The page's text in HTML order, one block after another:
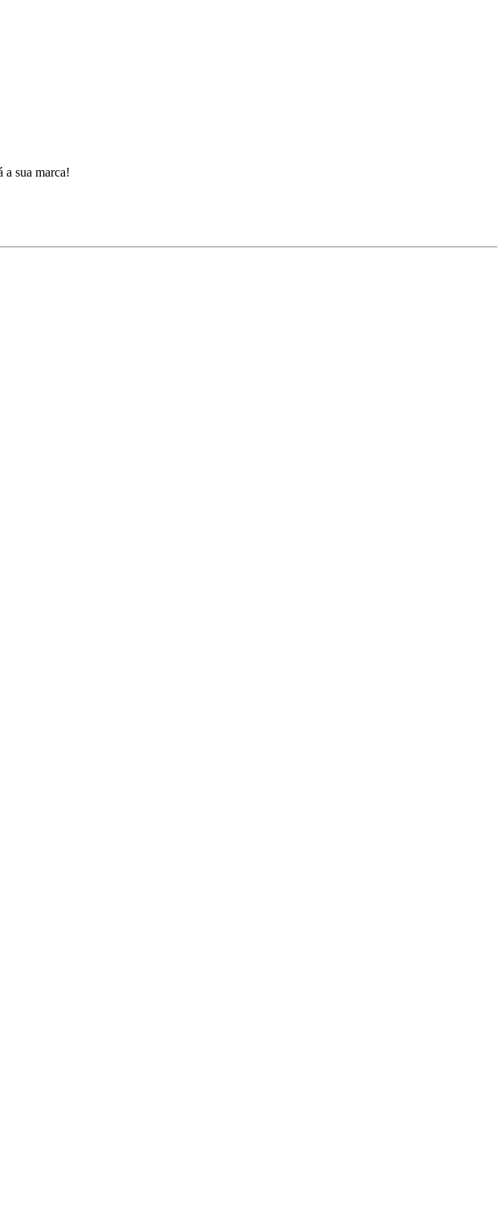
a sua marca!